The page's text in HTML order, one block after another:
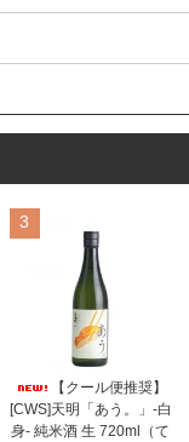
3
【クール便推奨】
[CWS]天明「あう。」-白
身- 純米酒 生 720ml（て